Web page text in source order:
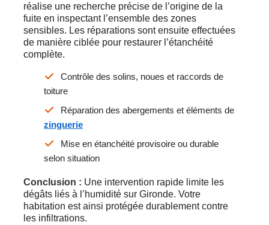
réalise une recherche précise de l’origine de la
fuite en inspectant l’ensemble des zones
sensibles. Les réparations sont ensuite effectuées
de manière ciblée pour restaurer l’étanchéité
complète.
Contrôle des solins, noues et raccords de
toiture
Réparation des abergements et éléments de
zinguerie
Mise en étanchéité provisoire ou durable
selon situation
Conclusion : Une intervention rapide limite les
dégâts liés à l’humidité sur Gironde. Votre
habitation est ainsi protégée durablement contre
les infiltrations.